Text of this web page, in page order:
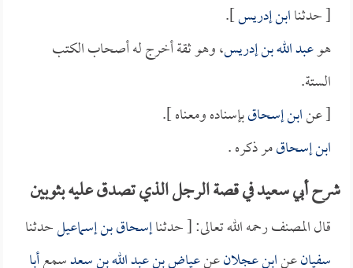
[ حدثناابن إدريس].
هوعبد الله بن إدريس، وهو ثقة أخرج له أصحاب الكتب
الستة.
[ عنابن إسحاقبإسناده ومعناه ].
ابن إسحاقمر ذكره .
شرح أبي سعيد في قصة الرجل الذي تصدق عليه بثوبين
قال المصنف رحمه الله تعالى: [ حدثناإسحاق بن إسماعيلحدثنا
سفيانعنابن عجلانعنعياض بن عبد الله بن سعدسمعأبا